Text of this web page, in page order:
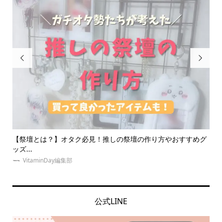

【2024年版】オタク友達へのプレゼントをジャンル・価格別
に...
VitaminDay編集部

公式LINE